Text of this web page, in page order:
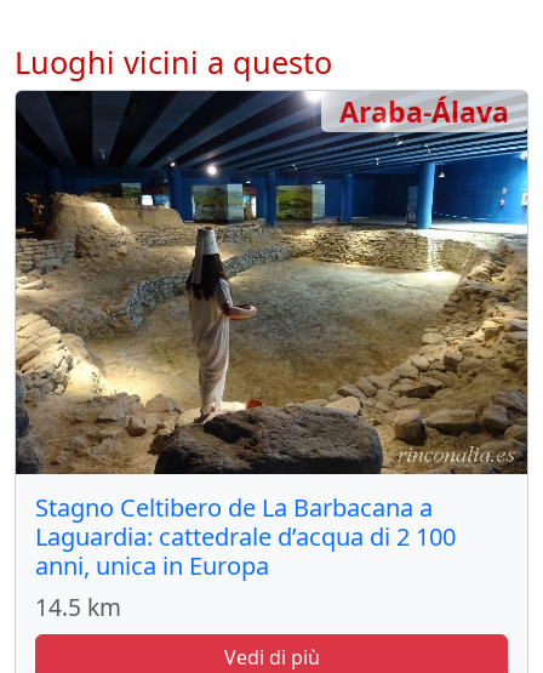
Luoghi vicini a questo
Stagno Celtibero de La Barbacana a
Laguardia: cattedrale d’acqua di 2 100
anni, unica in Europa
14.5 km
Vedi di più
Araba-Álava